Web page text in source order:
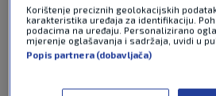
NAJNOVIJE VIJESTI
Korištenje preciznih geolokacijskih
karakteristika uređaja za identifikaciju.
podacima na uređaju. Personalizirano
mjerenje oglašavanja i sadržaja, uvidi u
Popis partnera (dobavljača)